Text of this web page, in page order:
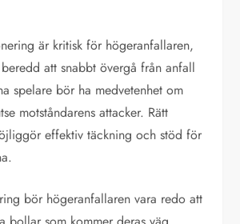
är kritisk för högeranfallaren,
att snabbt övergå från anfall
spelare bör ha medvetenhet om
motståndarens attacker. Rätt
effektiv täckning och stöd för
bör högeranfallaren vara redo att